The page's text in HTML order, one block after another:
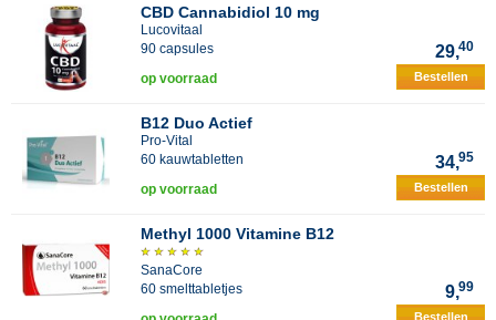
CBD Cannabidiol 10 mg
Lucovitaal
90 capsules
29,40
op voorraad Bestellen
B12 Duo Actief
Pro-Vital
60 kauwtabletten
34,95
op voorraad Bestellen
Methyl 1000 Vitamine B12
SanaCore
60 smelttabletjes
9,99
Bestellen